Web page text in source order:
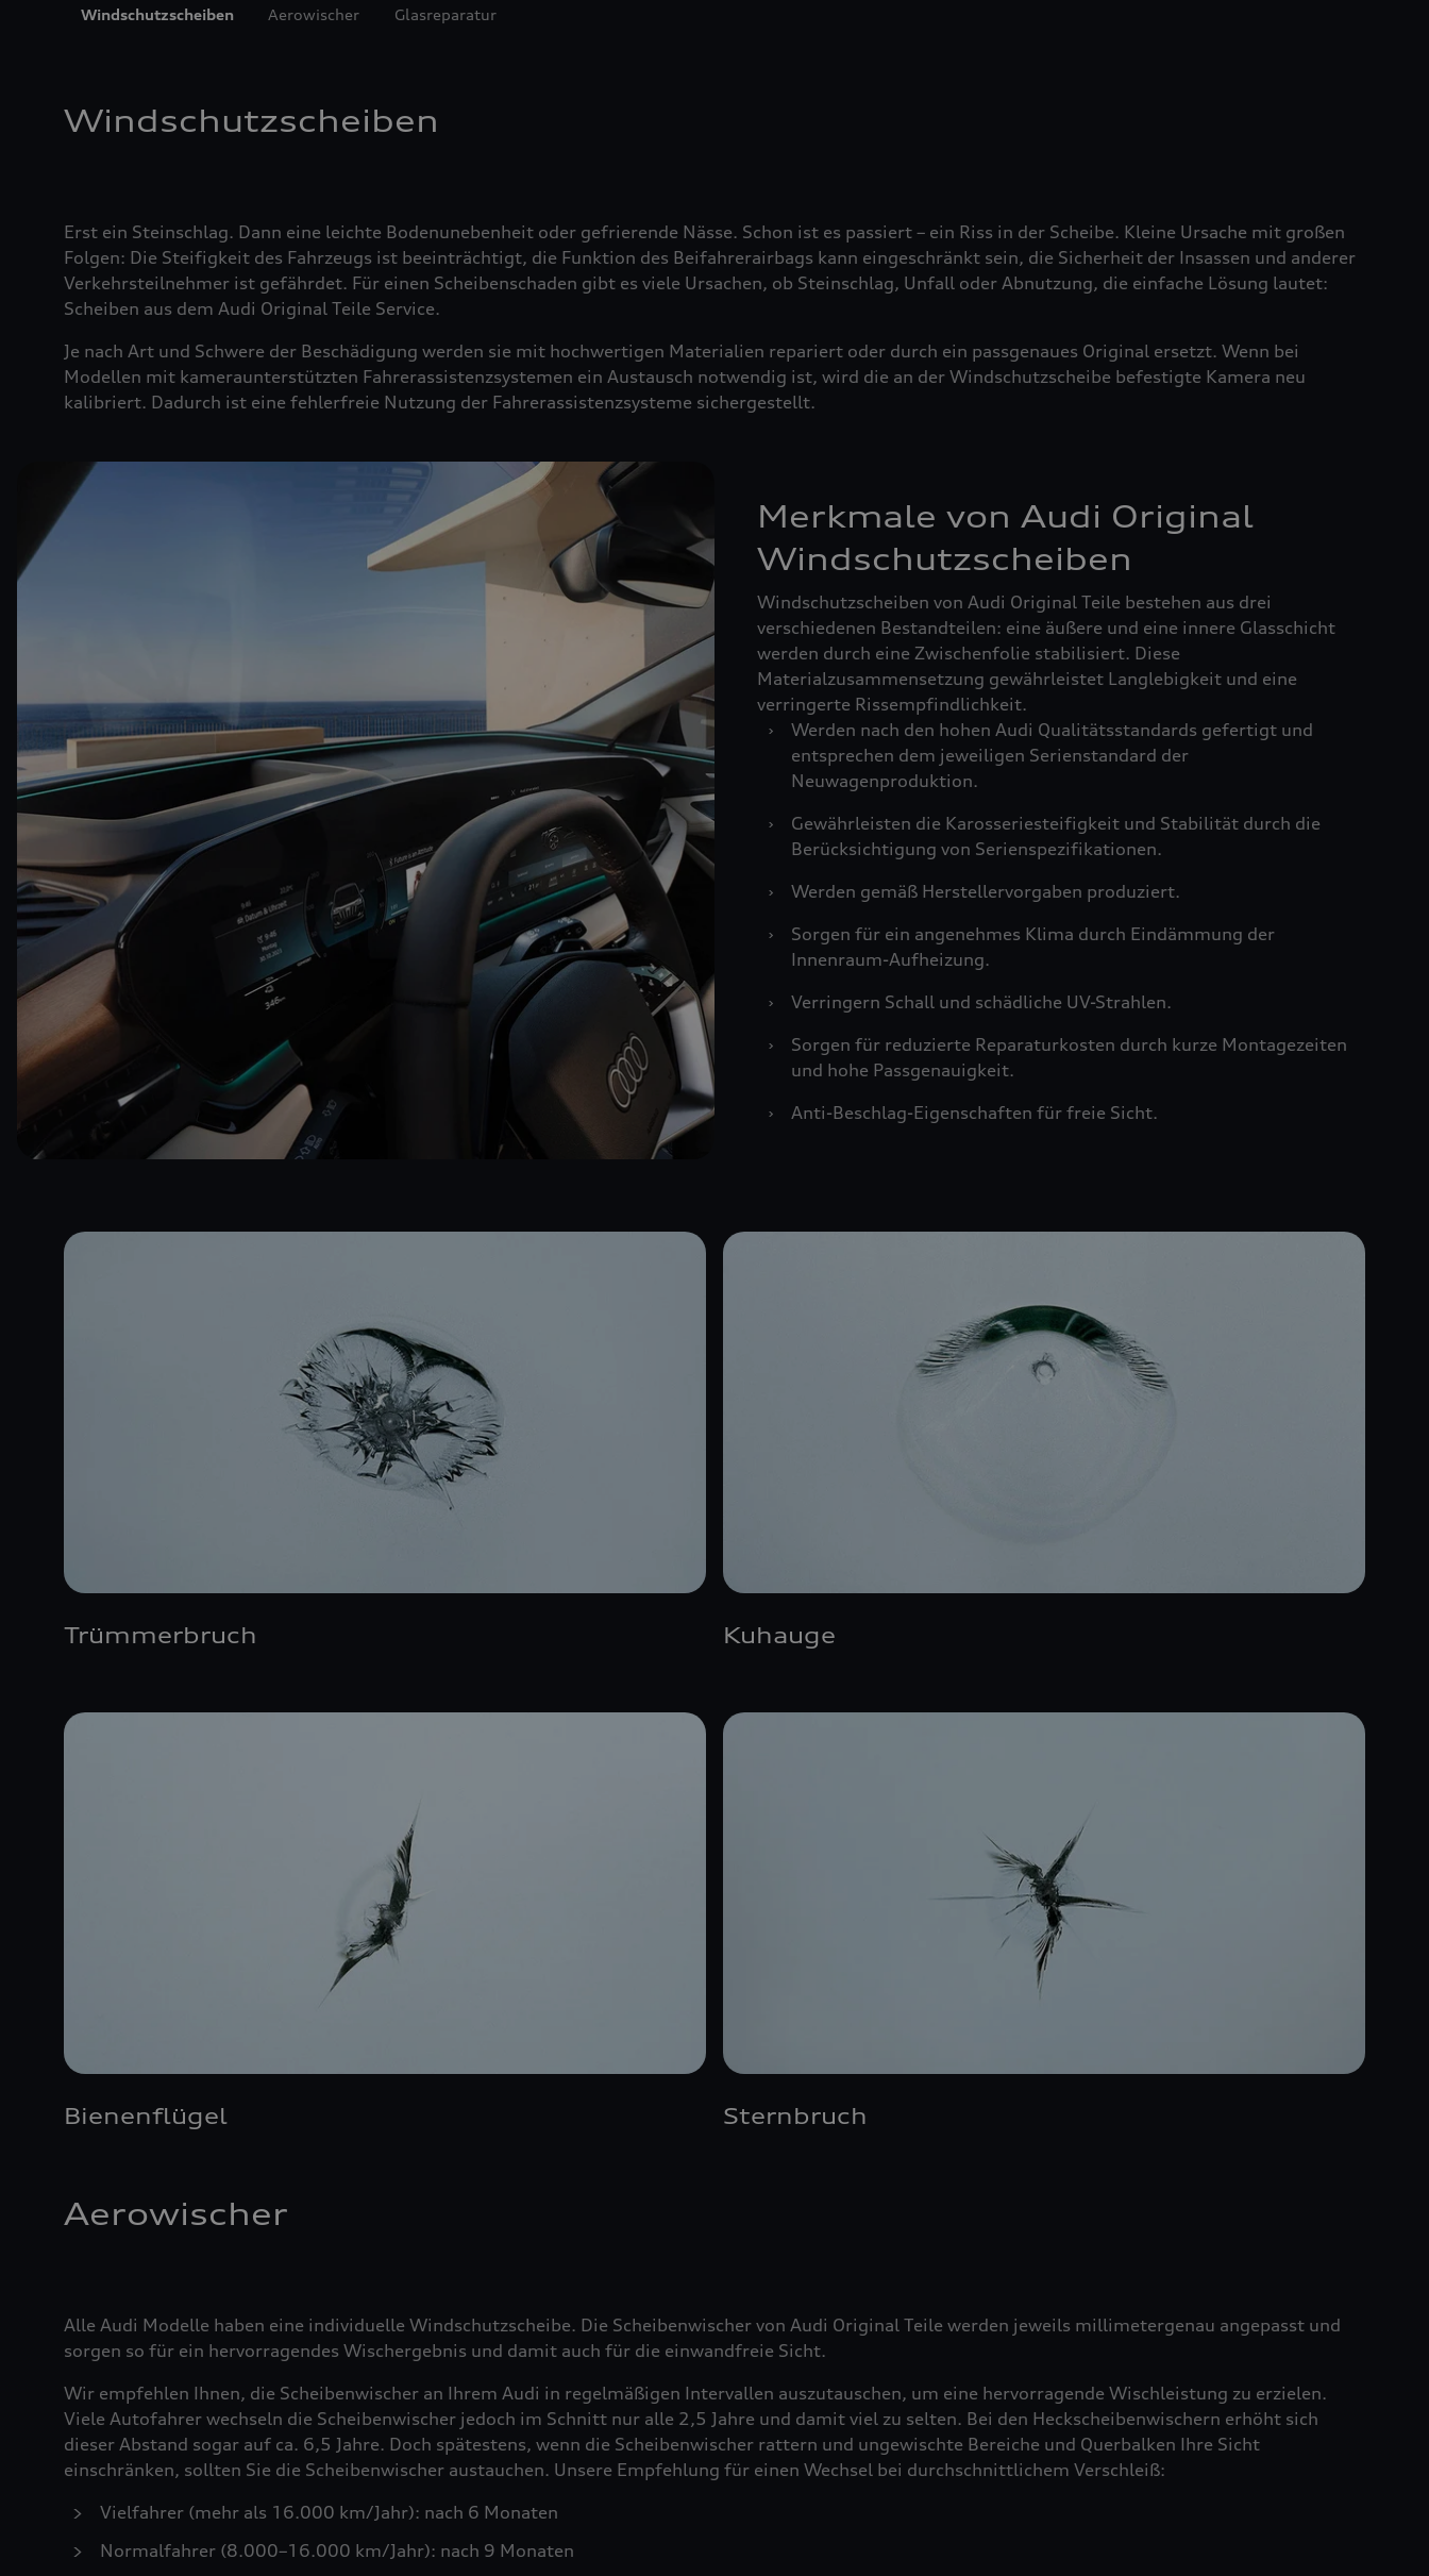
Windschutzscheiben Aerowischer Glasreparatur
Windschutzscheiben
Erst ein Steinschlag. Dann eine leichte Bodenunebenheit oder gefrierende Nässe. Schon ist es passiert – ein Riss in der Scheibe. Kleine Ursache mit großen
Folgen: Die Steifigkeit des Fahrzeugs ist beeinträchtigt, die Funktion des Beifahrerairbags kann eingeschränkt sein, die Sicherheit der Insassen und anderer
Verkehrsteilnehmer ist gefährdet. Für einen Scheibenschaden gibt es viele Ursachen, ob Steinschlag, Unfall oder Abnutzung, die einfache Lösung lautet:
Scheiben aus dem Audi Original Teile Service.
Je nach Art und Schwere der Beschädigung werden sie mit hochwertigen Materialien repariert oder durch ein passgenaues Original ersetzt. Wenn bei
Modellen mit kameraunterstützten Fahrerassistenzsystemen ein Austausch notwendig ist, wird die an der Windschutzscheibe befestigte Kamera neu
kalibriert. Dadurch ist eine fehlerfreie Nutzung der Fahrerassistenzsysteme sichergestellt.
Merkmale von Audi Original
Windschutzscheiben
Windschutzscheiben von Audi Original Teile bestehen aus drei
verschiedenen Bestandteilen: eine äußere und eine innere Glasschicht
werden durch eine Zwischenfolie stabilisiert. Diese
Materialzusammensetzung gewährleistet Langlebigkeit und eine
verringerte Rissempfindlichkeit.
›
Werden nach den hohen Audi Qualitätsstandards gefertigt und
entsprechen dem jeweiligen Serienstandard der
Neuwagenproduktion.
›
Gewährleisten die Karosseriesteifigkeit und Stabilität durch die
Berücksichtigung von Serienspezifikationen.
›
Werden gemäß Herstellervorgaben produziert.
›
Sorgen für ein angenehmes Klima durch Eindämmung der
Innenraum-Aufheizung.
›
Verringern Schall und schädliche UV-Strahlen.
›
Sorgen für reduzierte Reparaturkosten durch kurze Montagezeiten
und hohe Passgenauigkeit.
›
Anti-Beschlag-Eigenschaften für freie Sicht.
Trümmerbruch Kuhauge
Bienenflügel Sternbruch
Aerowischer
Alle Audi Modelle haben eine individuelle Windschutzscheibe. Die Scheibenwischer von Audi Original Teile werden jeweils millimetergenau angepasst und
sorgen so für ein hervorragendes Wischergebnis und damit auch für die einwandfreie Sicht.
Wir empfehlen Ihnen, die Scheibenwischer an Ihrem Audi in regelmäßigen Intervallen auszutauschen, um eine hervorragende Wischleistung zu erzielen.
Viele Autofahrer wechseln die Scheibenwischer jedoch im Schnitt nur alle 2,5 Jahre und damit viel zu selten. Bei den Heckscheibenwischern erhöht sich
dieser Abstand sogar auf ca. 6,5 Jahre. Doch spätestens, wenn die Scheibenwischer rattern und ungewischte Bereiche und Querbalken Ihre Sicht
einschränken, sollten Sie die Scheibenwischer austauchen. Unsere Empfehlung für einen Wechsel bei durchschnittlichem Verschleiß:
Vielfahrer (mehr als 16.000 km/Jahr): nach 6 Monaten
Normalfahrer (8.000–16.000 km/Jahr): nach 9 Monaten